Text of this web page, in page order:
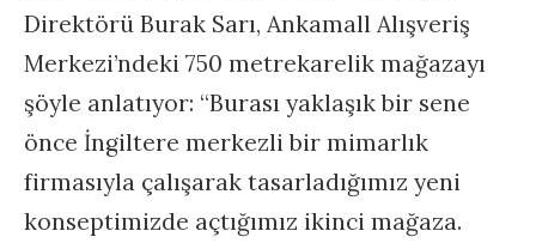
Direktörü Burak Sarı, Ankamall Alışveriş
Merkezi’ndeki 750 metrekarelik mağazayı
şöyle anlatıyor: “Burası yaklaşık bir sene
önce İngiltere merkezli bir mimarlık
firmasıyla çalışarak tasarladığımız yeni
konseptimizde açtığımız ikinci mağaza.